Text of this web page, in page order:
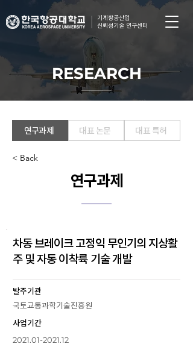
기계항공산업
신뢰성기술 연구센터
RESEARCH
연구과제 대표 논문 대표 특허
< Back
연구과제
차동 브레이크 고정익 무인기의 지상활
주 및 자동 이착륙 기술 개발
발주기관
국토교통과학기술진흥원
사업기간
2021.01-2021.12